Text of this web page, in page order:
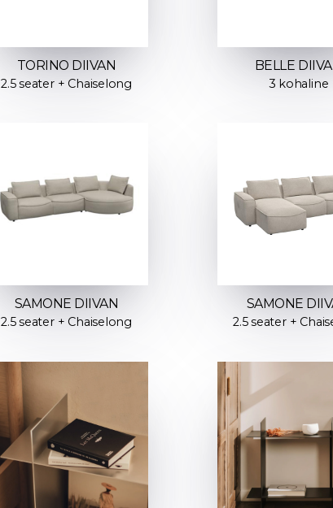
TORINO DIIVAN
2.5 seater + Chaiselong
BELLE
3 kohaline
SAMONE DIIVAN
2.5 seater + Chaiselong
SAMONE
2.5 seater +